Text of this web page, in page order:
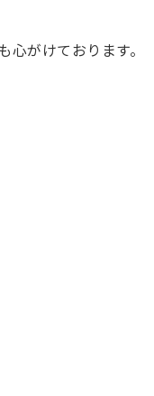
がけております。